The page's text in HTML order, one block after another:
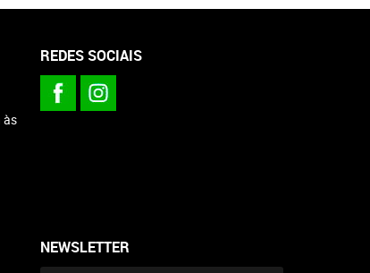
às
REDES SOCIAIS
NEWSLETTER